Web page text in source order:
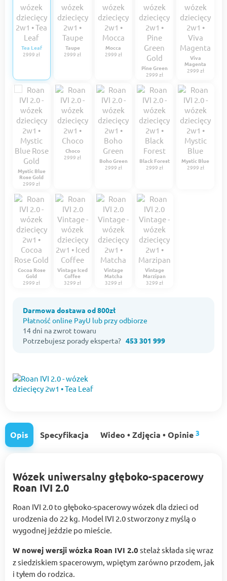
Tea Leaf
2999 zł
Taupe
2999 zł
Mocca
2999 zł
Pine Green
2999 zł
Viva
Magenta
2999 zł
Mystic Blue
Rose Gold
2999 zł
Choco
2999 zł
Boho Green
2999 zł
Black Forest
2999 zł
Mystic Blue
2999 zł
Cocoa Rose
Gold
2999 zł
Vintage Iced
Coffee
3299 zł
Vintage
Matcha
3299 zł
Vintage
Marzipan
3299 zł
Darmowa dostawa od 800zł
Płatność online PayU lub przy odbiorze
14 dni na zwrot towaru
Potrzebujesz porady eksperta? 453 301 999
Opis Specyfikacja Wideo • Zdjęcia • Opinie 3
Wózek uniwersalny głęboko-spacerowy
Roan IVI 2.0
Roan IVI 2.0 to głęboko-spacerowy wózek dla dzieci od
urodzenia do 22 kg. Model IVI 2.0 stworzony z myślą o
wygodnej jeździe po mieście.
W nowej wersji wózka Roan IVI 2.0 stelaż składa się wraz
z siedziskiem spacerowym, wpiętym zarówno przodem, jak
i tyłem do rodzica.